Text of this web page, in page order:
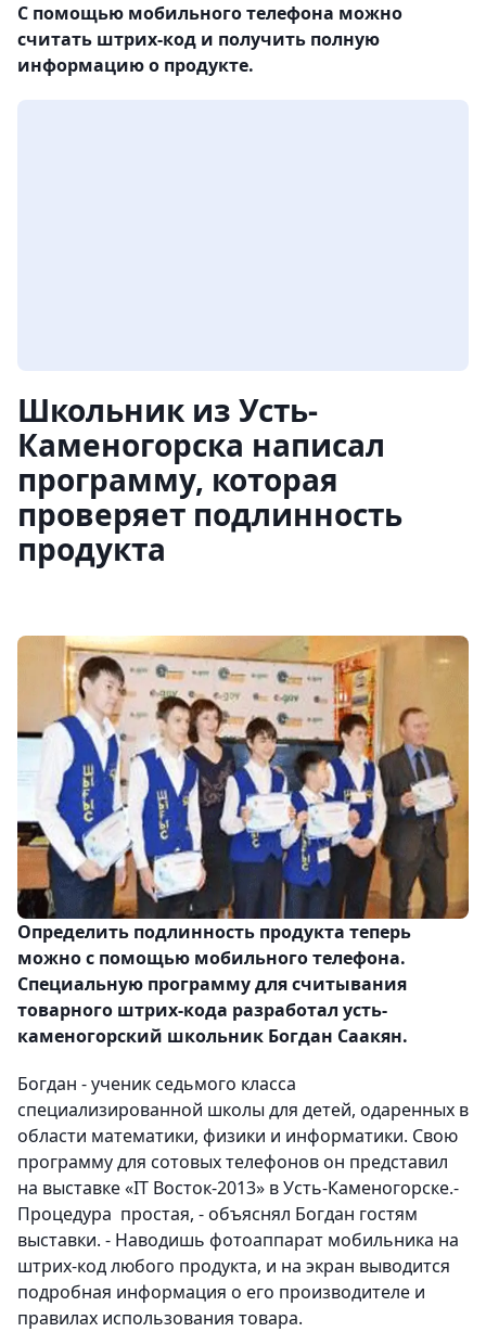
С помощью мобильного телефона можно
считать штрих-код и получить полную
информацию о продукте.
Школьник из Усть-
Каменогорска написал
программу, которая
проверяет подлинность
продукта
Определить подлинность продукта теперь
можно с помощью мобильного телефона.
Специальную программу для считывания
товарного штрих-кода разработал усть-
каменогорский школьник Богдан Саакян.
Богдан - ученик седьмого класса
специализированной школы для детей, одаренных в
области математики, физики и информатики. Свою
программу для сотовых телефонов он представил
на выставке «IT Восток-2013» в Усть-Каменогорске.-
Процедура простая, - объяснял Богдан гостям
выставки. - Наводишь фотоаппарат мобильника на
штрих-код любого продукта, и на экран выводится
подробная информация о его производителе и
правилах использования товара.